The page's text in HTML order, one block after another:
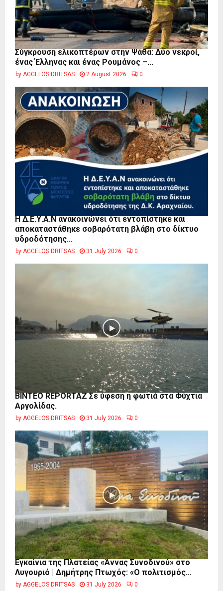
Σύγκρουση ελικοπτέρων στην Ψάθα: Δύο νεκροί,
ένας Έλληνας και ένας Ρουμάνος –...
by AGGELOS DRITSAS 2 August 2026 0
Η Δ.Ε.Υ.Α.Ν ανακοινώνει ότι εντοπίστηκε και
αποκαταστάθηκε σοβαρότατη βλάβη στο δίκτυο
υδροδότησης...
by AGGELOS DRITSAS 31 July 2026 0
BINTEO REPORTAZ Σε ύφεση η φωτιά στα Φύχτια
Αργολίδας.
by AGGELOS DRITSAS 31 July 2026 0
Εγκαίνια της Πλατείας «Άννας Συνοδινού» στο
Λυγουριό | Δημήτρης Πτωχός: «Ο πολιτισμός...
by AGGELOS DRITSAS 31 July 2026 0